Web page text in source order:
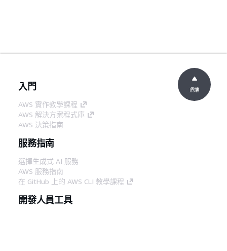
入門
AWS 實作教學課程
AWS 解決方案程式庫
AWS 決策指南
服務指南
選擇生成式 AI 服務
AWS 服務指南
在 GitHub 上的 AWS CLI 教學課程
開發人員工具
頂端